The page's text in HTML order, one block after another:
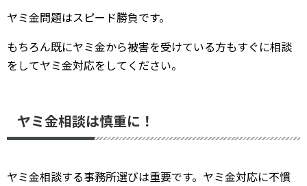
ヤミ金問題はスピード勝負です。
もちろん既にヤミ金から被害を受けている方もすぐに相談
をしてヤミ金対応をしてください。
ヤミ金相談は慎重に！
ヤミ金相談する事務所選びは重要です。ヤミ金対応に不慣